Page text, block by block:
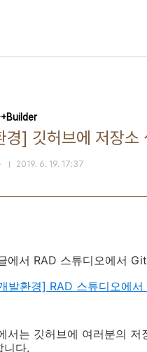
경] 깃허브에 저장소
2019. 6. 19. 17:37
에서 RAD 스튜디오에서
발환경] RAD 스튜디오에
서는 깃허브에 여러분의
니다.